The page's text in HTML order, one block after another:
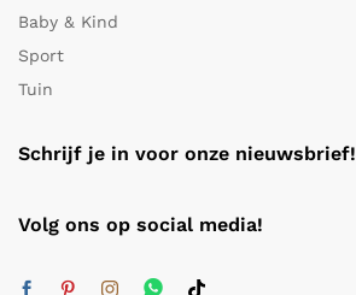
Baby & Kind
Sport
Tuin
Schrijf je in voor onze nieuwsbrief!
Volg ons op social media!